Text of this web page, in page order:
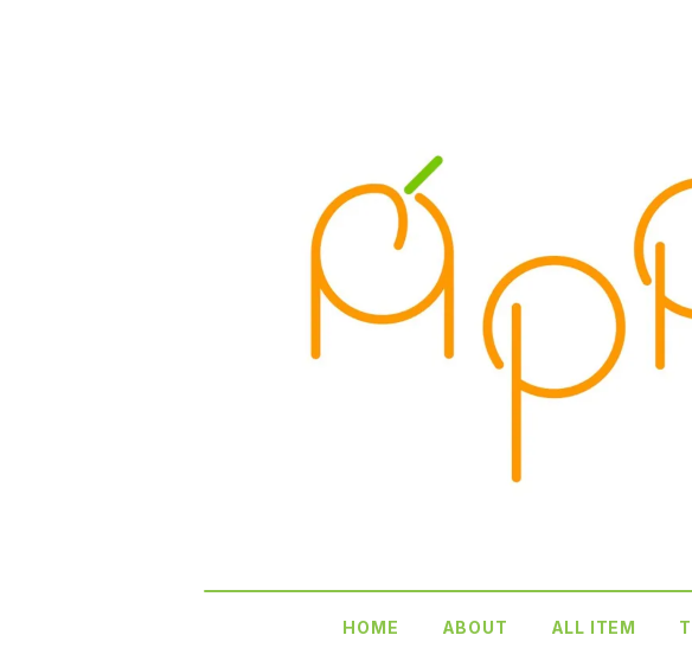
HOME ABOUT ALL ITEM